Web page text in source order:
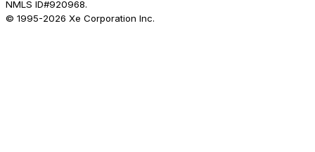
NMLS ID#920968.
© 1995-2026 Xe Corporation Inc.